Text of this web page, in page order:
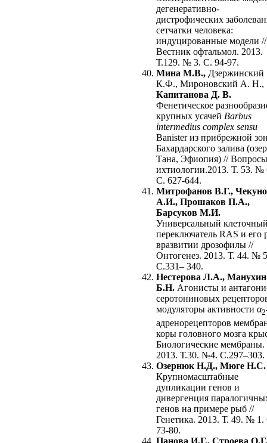
дегенеративно-
дистрофических
сетчатки человека:
индуцированные модели //
Вестник офтальмол. 2013.
Т.129. № 3. С. 94-97.
Мина М.В., Дзержинский
К.Ф., Мироновский А. Н.,
Капитанова Д. В.
Фенетическое
крупных усачей Barbus
intermedius complex sensu
Banister из прибрежной
Бахардарского залива
Тана, Эфиопия) // Вопросы
ихтиологии.2013. Т. 53. №
С. 627-644.
Митрофанов В.Г.,
А.И., Прошаков П.А.,
Барсуков М.И.
Универсальный
переключатель RAS и его
вразвитии дрозофилы //
Онтогенез. 2013. Т. 44. №
C.331– 340.
Нестерова Л.А., Манухин
Б.Н. Агонисты и
серотониновых
модуляторы активности α2
адренорецепторов
коры головного мозга
Биологические мембраны.
2013. Т.30. №4. С.297–303.
Озернюк Н.Д., Мюге Н.С.
Крупномасштабные
дупликации генов и
дивергенция
генов на примере рыб //
Генетика. 2013. Т. 49. №
73-80.
Панова И.Г., Строева О.Г.